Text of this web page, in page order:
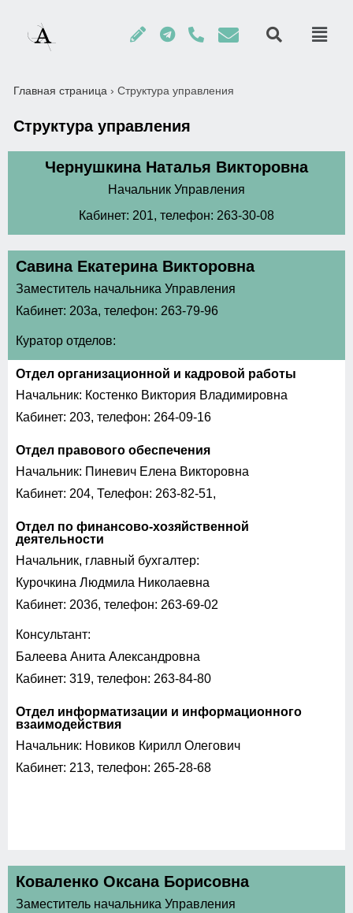
Главная страница › Структура управления
Структура управления
Чернушкина Наталья Викторовна
Начальник Управления
Кабинет: 201, телефон: 263-30-08
Савина Екатерина Викторовна
Заместитель начальника Управления
Кабинет: 203а, телефон: 263-79-96
Куратор отделов:
Отдел организационной и кадровой работы
Начальник: Костенко Виктория Владимировна
Кабинет: 203, телефон: 264-09-16
Отдел правового обеспечения
Начальник: Пиневич Елена Викторовна
Кабинет: 204, Телефон: 263-82-51,
Отдел по финансово-хозяйственной
деятельности
Начальник, главный бухгалтер:
Курочкина Людмила Николаевна
Кабинет: 203б, телефон: 263-69-02
Консультант:
Балеева Анита Александровна
Кабинет: 319, телефон: 263-84-80
Отдел информатизации и информационного
взаимодействия
Начальник: Новиков Кирилл Олегович
Кабинет: 213, телефон: 265-28-68
Коваленко Оксана Борисовна
Заместитель начальника Управления